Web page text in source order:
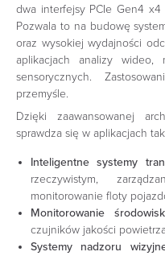
dwa interfejsy PCIe Gen4 x4
Pozwala to na budowę
oraz wysokiej wydajności
aplikacjach analizy wideo,
sensorycznych.
przemyśle.
Dzięki zaawansowanej
sprawdza się w aplikacjach
Inteligentne systemy
rzeczywistym,
monitorowanie floty
Monitorowanie
czujników jakości
Systemy nadzoru